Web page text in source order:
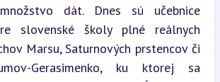
dát. Dnes sú učebnice
slovenské školy plné reálnych
Marsu, Saturnových prstencov či
Gerasimenko, ku ktorej sa